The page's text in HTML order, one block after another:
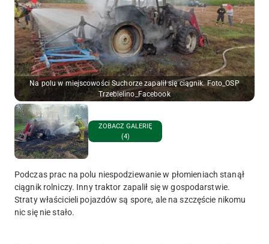
Na polu w miejscowości Suchorze zapalił się ciągnik. Foto_OSP
Trzebielino_Facebook
ZOBACZ GALERIĘ
(4)
Podczas prac na polu niespodziewanie w płomieniach stanął
ciągnik rolniczy. Inny traktor zapalił się w gospodarstwie.
Straty właścicieli pojazdów są spore, ale na szczęście nikomu
nic się nie stało.